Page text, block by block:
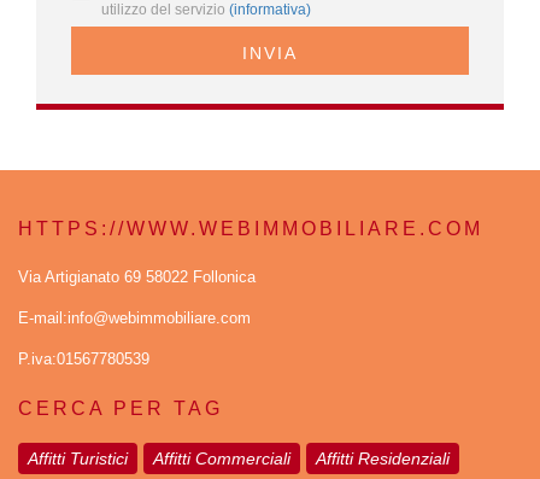
utilizzo del servizio (informativa)
INVIA
HTTPS://WWW.WEBIMMOBILIARE.COM
Via Artigianato 69 58022 Follonica
E-mail:info@webimmobiliare.com
P.iva:01567780539
CERCA PER TAG
Affitti Turistici Affitti Commerciali Affitti Residenziali